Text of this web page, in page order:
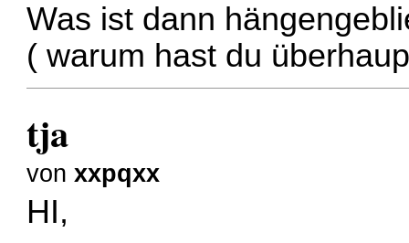
Was ist dann
( warum hast du
tja
vonxxpqxx
HI,